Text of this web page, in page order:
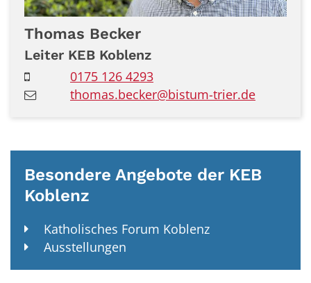
Thomas Becker
Leiter KEB Koblenz
0175 126 4293
thomas.becker@bistum-trier.de
Besondere Angebote der KEB
Koblenz
Katholisches Forum Koblenz
Ausstellungen